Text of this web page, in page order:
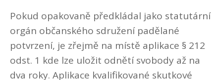
Pokud opakovaně předkládal jako statutární
orgán občanského sdružení padělané
potvrzení, je zřejmě na místě aplikace § 212
odst. 1 kde lze uložit odnětí svobody až na
dva roky. Aplikace kvalifikované skutkové